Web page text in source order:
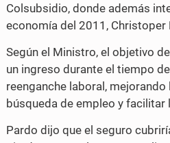
k
Colsubsidio, donde además
economía del 2011, Christoper
Según el Ministro, el objetivo
un ingreso durante el tiempo
reenganche laboral,
búsqueda de empleo y facilitar
Pardo dijo que el seguro